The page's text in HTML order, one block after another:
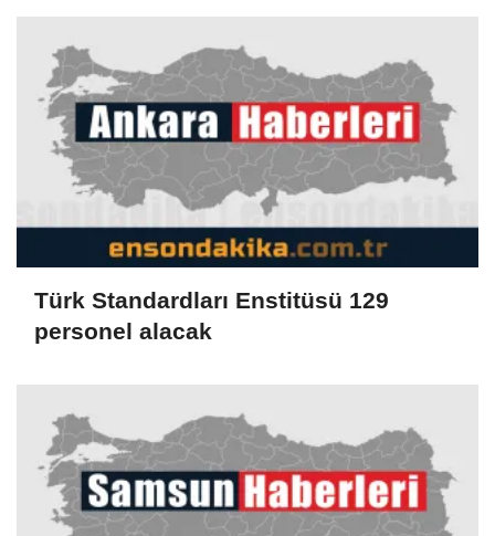
Türk Standardları Enstitüsü 129
personel alacak